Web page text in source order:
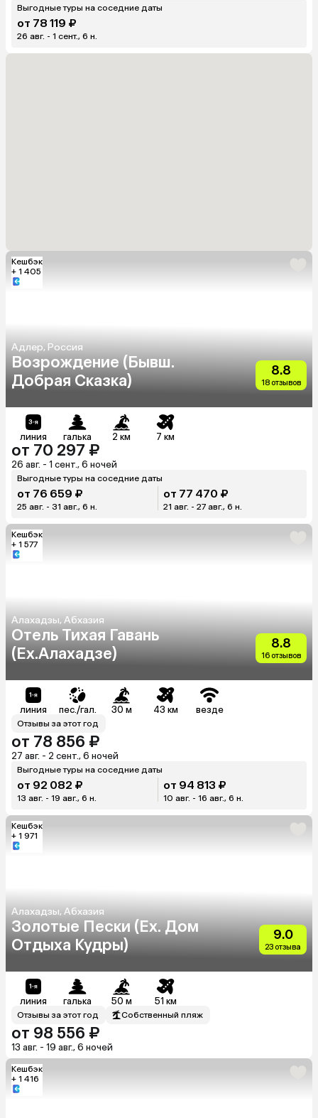
Выгодные туры на соседние даты
от 78 119 ₽
26 авг. - 1 сент., 6 н.
Кешбэк
+ 1 405
Адлер, Россия
Возрождение (Бывш.
Добрая Сказка)
8.8
18 отзывов
линия галька 2 км 7 км
от 70 297 ₽
26 авг. - 1 сент., 6 ночей
Выгодные туры на соседние даты
от 76 659 ₽
25 авг. - 31 авг., 6 н.
от 77 470 ₽
21 авг. - 27 авг., 6 н.
Кешбэк
+ 1 577
Алахадзы, Абхазия
Отель Тихая Гавань
(Ex.Алахадзе)
8.8
16 отзывов
линия пес./гал. 30 м 43 км везде
Отзывы за этот год
от 78 856 ₽
27 авг. - 2 сент., 6 ночей
Выгодные туры на соседние даты
от 92 082 ₽
13 авг. - 19 авг., 6 н.
от 94 813 ₽
10 авг. - 16 авг., 6 н.
Кешбэк
+ 1 971
Алахадзы, Абхазия
Золотые Пески (Ex. Дом
Отдыха Кудры)
9.0
23 отзыва
линия галька 50 м 51 км
Отзывы за этот год Собственный пляж
от 98 556 ₽
13 авг. - 19 авг., 6 ночей
Кешбэк
+ 1 416